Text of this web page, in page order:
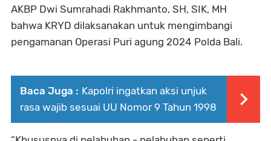
AKBP Dwi Sumrahadi Rakhmanto, SH, SIK, MH
bahwa KRYD dilaksanakan untuk mengimbangi
pengamanan Operasi Puri agung 2024 Polda Bali.
Baca Juga : Kapolri ingatkan aksi unjuk
rasa wajib sesuai UU Nomor 9 Tahun 1998